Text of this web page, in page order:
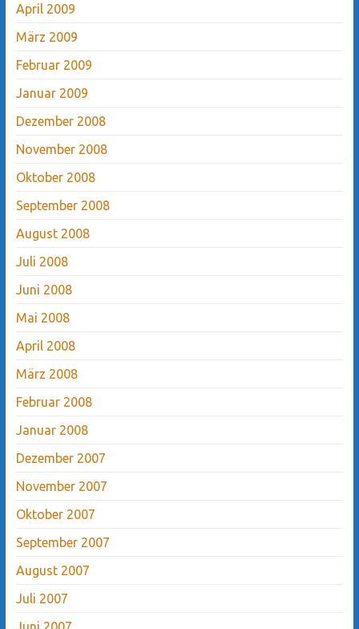
April 2009
März 2009
Februar 2009
Januar 2009
Dezember 2008
November 2008
Oktober 2008
September 2008
August 2008
Juli 2008
Juni 2008
Mai 2008
April 2008
März 2008
Februar 2008
Januar 2008
Dezember 2007
November 2007
Oktober 2007
September 2007
August 2007
Juli 2007